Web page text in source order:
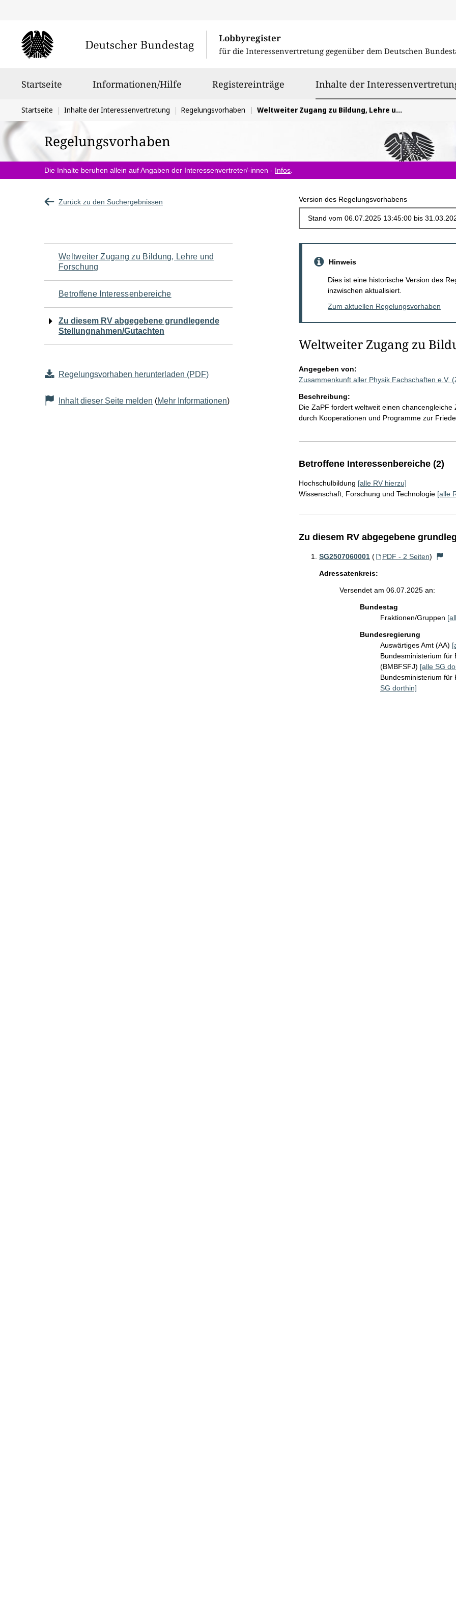
Lobbyregister
für die Interessenvertretung gegenüber dem Deutschen
Startseite Informationen/Hilfe Registereinträge Inhalte der
Sie
befinden
sich
hier:
Startseite Inhalte der Interessenvertretung Regelungsvorhaben Weltweiter Zugang zu Bildung, Lehre und Forschung
Regelungsvorhaben
Die Inhalte beruhen allein auf Angaben der Interessenvertreter/-innen - Infos
Zurück zu den Suchergebnissen Version des Regelungsvorhabens
Navigation
für
den
Seiteninhalt
Weltweiter Zugang zu Bildung, Lehre und
Forschung
Betroffene Interessenbereiche
Zu diesem RV abgegebene grundlegende
Stellungnahmen/Gutachten
Regelungsvorhaben herunterladen (PDF)
Inhalt dieser Seite melden (Mehr Informationen)
Hinweis
Dies ist eine historische Version des
inzwischen aktualisiert.
Zum aktuellen Regelungsvorhaben
Weltweiter Zugang zu
Angegeben von:
Zusammenkunft aller Physik Fachschaften e.V.
Beschreibung:
Die ZaPF fordert weltweit einen
durch Kooperationen und Programme zur
Betroffene Interessenbereiche (2)
Hochschulbildung [alle RV hierzu]
Wissenschaft, Forschung und Technologie [alle
Zu diesem RV abgegebene
SG2507060001 ( PDF - 2 Seiten)
Adressatenkreis:
Versendet am 06.07.2025 an:
Bundestag
Fraktionen/Gruppen
Bundesregierung
Auswärtiges Amt (AA)
Bundesministerium für
(BMBFSFJ) [alle SG
Bundesministerium
SG dorthin]